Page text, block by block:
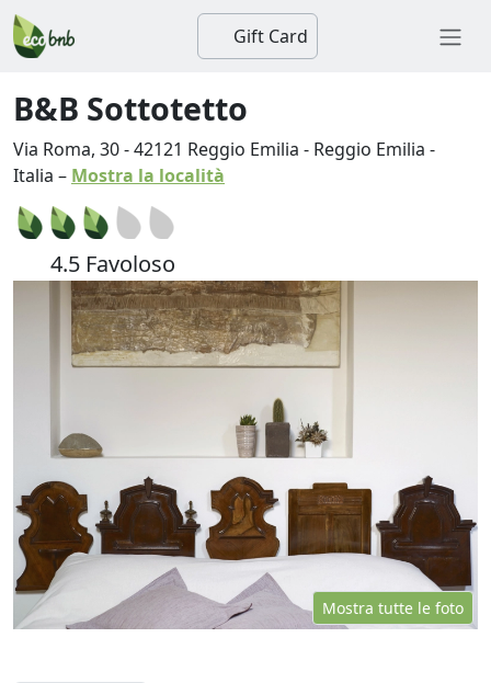
Gift Card
B&B Sottotetto
Via Roma, 30-42121 Reggio Emilia - Reggio Emilia -
Italia – Mostra la località
4.5 Favoloso
Mostra tutte le foto